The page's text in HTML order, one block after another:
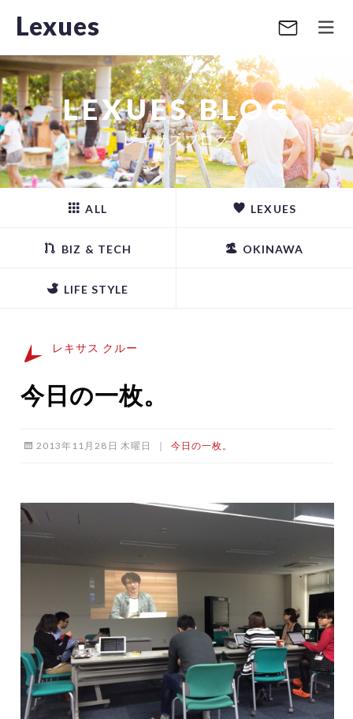
Lexues
LEXUES BLOG
レキサスブログ
ALL LEXUES
BIZ & TECH OKINAWA
LIFE STYLE
レキサス クルー
今日の一枚。
2013年11月28日 木曜日 ｜今日の一枚。